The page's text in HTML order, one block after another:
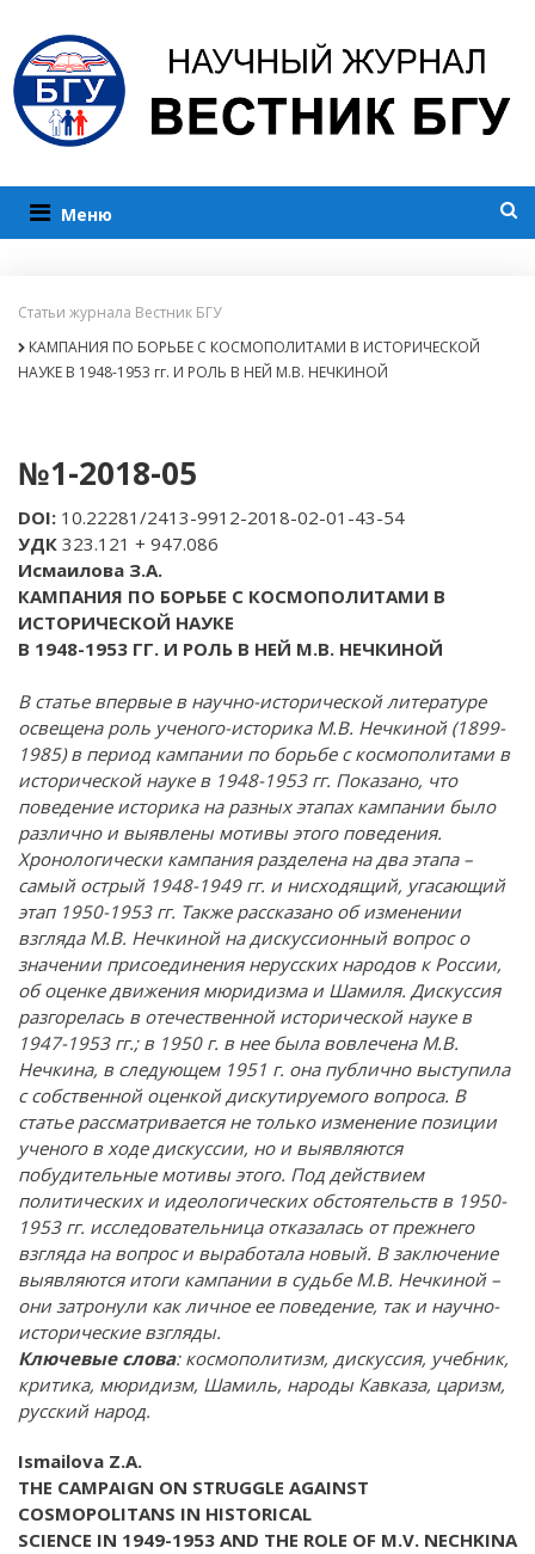
Меню
Статьи журнала Вестник БГУ
КАМПАНИЯ ПО БОРЬБЕ С КОСМОПОЛИТАМИ В ИСТОРИЧЕСКОЙ
НАУКЕ В 1948-1953 гг. И РОЛЬ В НЕЙ М.В. НЕЧКИНОЙ
№1-2018-05
DOI: 10.22281/2413-9912-2018-02-01-43-54
УДК 323.121 + 947.086
Исмаилова З.А.
КАМПАНИЯ ПО БОРЬБЕ С КОСМОПОЛИТАМИ В
ИСТОРИЧЕСКОЙ НАУКЕ
В 1948-1953 ГГ. И РОЛЬ В НЕЙ М.В. НЕЧКИНОЙ
В статье впервые в научно-исторической литературе
освещена роль ученого-историка М.В. Нечкиной (1899-
1985) в период кампании по борьбе с космополитами в
исторической науке в 1948-1953 гг. Показано, что
поведение историка на разных этапах кампании было
различно и выявлены мотивы этого поведения.
Хронологически кампания разделена на два этапа –
самый острый 1948-1949 гг. и нисходящий, угасающий
этап 1950-1953 гг. Также рассказано об изменении
взгляда М.В. Нечкиной на дискуссионный вопрос о
значении присоединения нерусских народов к России,
об оценке движения мюридизма и Шамиля. Дискуссия
разгорелась в отечественной исторической науке в
1947-1953 гг.; в 1950 г. в нее была вовлечена М.В.
Нечкина, в следующем 1951 г. она публично выступила
с собственной оценкой дискутируемого вопроса. В
статье рассматривается не только изменение позиции
ученого в ходе дискуссии, но и выявляются
побудительные мотивы этого. Под действием
политических и идеологических обстоятельств в 1950-
1953 гг. исследовательница отказалась от прежнего
взгляда на вопрос и выработала новый. В заключение
выявляются итоги кампании в судьбе М.В. Нечкиной –
они затронули как личное ее поведение, так и научно-
исторические взгляды.
Ключевые слова: космополитизм, дискуссия, учебник,
критика, мюридизм, Шамиль, народы Кавказа, царизм,
русский народ.
Ismailova Z.A.
THE CAMPAIGN ON STRUGGLE AGAINST
COSMOPOLITANS IN HISTORICAL
SCIENCE IN 1949-1953 AND THE ROLE OF M.V. NECHKINA